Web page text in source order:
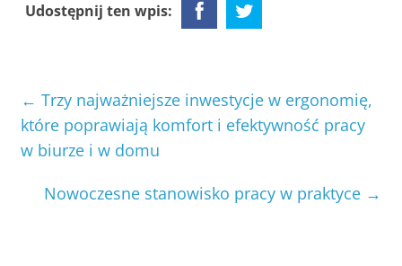
Udostępnij ten wpis:
← Trzy najważniejsze inwestycje w ergonomię,
które poprawiają komfort i efektywność pracy
w biurze i w domu
Nowoczesne stanowisko pracy w praktyce →